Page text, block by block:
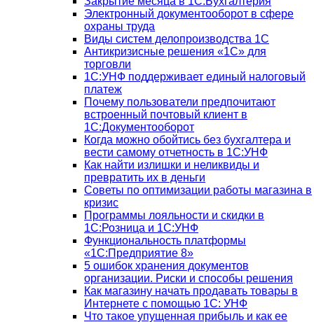
Электронный документооборот в сфере
охраны труда
Виды систем делопроизводства 1C
Антикризисные решения «1С» для
торговли
1С:УНФ поддерживает единый налоговый
платеж
Почему пользователи предпочитают
встроенный почтовый клиент в
1С:Документооборот
Когда можно обойтись без бухгалтера и
вести самому отчетность в 1С:УНФ
Как найти излишки и неликвиды и
превратить их в деньги
Советы по оптимизации работы магазина в
кризис
Программы лояльности и скидки в
1С:Розница и 1С:УНФ
Функциональность платформы
«1С:Предприятие 8»
5 ошибок хранения документов
организации. Риски и способы решения
Как магазину начать продавать товары в
Интернете с помощью 1С: УНФ
Что такое упущенная прибыль и как ее